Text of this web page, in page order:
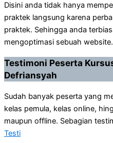
Disini anda tidak hanya
praktek langsung karena
praktek. Sehingga anda
mengoptimasi sebuah website.
Testimoni Peserta
Defriansyah
Sudah banyak peserta yang
kelas pemula, kelas online,
maupun offline. Sebagian
Testi